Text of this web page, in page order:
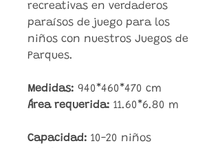
recreativas en verdaderos
paraísos de juego para los
niños con nuestros Juegos de
Parques.
Medidas: 940*460*470 cm
Área requerida: 11.60*6.80 m
Capacidad: 10-20 niños